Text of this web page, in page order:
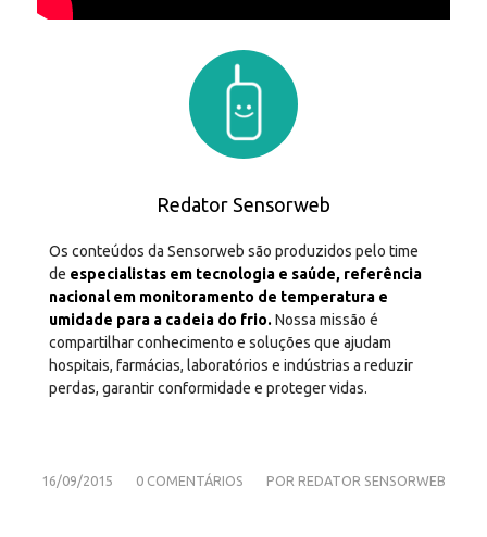
Redator Sensorweb
Os conteúdos da Sensorweb são produzidos pelo time
de especialistas em tecnologia e saúde, referência
nacional em monitoramento de temperatura e
umidade para a cadeia do frio. Nossa missão é
compartilhar conhecimento e soluções que ajudam
hospitais, farmácias, laboratórios e indústrias a reduzir
perdas, garantir conformidade e proteger vidas.
16/09/2015
/ 0 COMENTÁRIOS
/ POR REDATOR SENSORWEB